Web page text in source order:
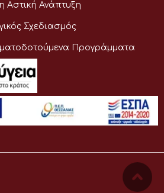
Αστική Ανάπτυξη
Σχεδιασμός
Προγράμματα